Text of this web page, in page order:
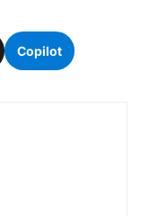
Copilot